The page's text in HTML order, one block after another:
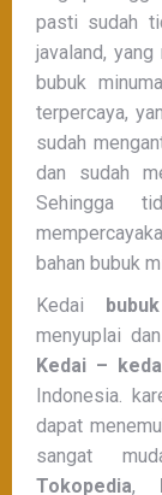
pasti sudah
javaland,
bubuk
terpercaya,
sudah
dan sudah
Sehingga
bahan bubuk
Kedai
menyuplai
Kedai –
Indonesia.
dapat
sangat
Tokopedia,